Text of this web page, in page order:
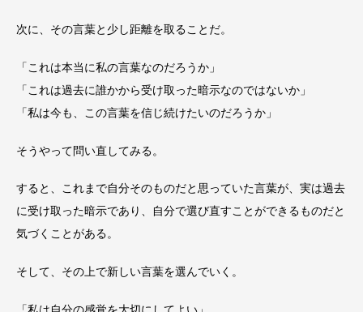
次に、その言葉と少し距離を取ることだ。
「これは本当に私の言葉なのだろうか」
「これは過去に誰かから受け取った暗示なのではないか」
「私は今も、この言葉を信じ続けたいのだろうか」
そうやって問い直してみる。
すると、これまで自分そのものだと思っていた言葉が、実は過去
に受け取った暗示であり、自分で選び直すことができるものだと
気づくことがある。
そして、その上で新しい言葉を選んでいく。